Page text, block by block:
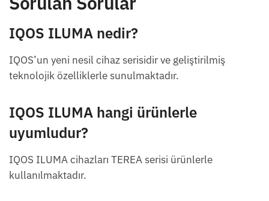
IQOS ILUMA nedir?
IQOS’un yeni nesil cihaz serisidir ve geliştirilmiş
teknolojik özelliklerle sunulmaktadır.
IQOS ILUMA hangi ürünlerle
uyumludur?
IQOS ILUMA cihazları TEREA serisi ürünlerle
kullanılmaktadır.